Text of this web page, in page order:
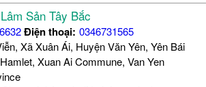
Sản Tây Bắc
Điện thoại: 0346731565
Xã Xuân Ái, Huyện Văn Yên, Yên Bái
Xuan Ai Commune, Van Yen